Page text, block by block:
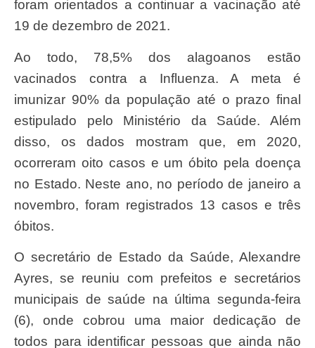
foram orientados a continuar a vacinação até
19 de dezembro de 2021.
Ao todo, 78,5% dos alagoanos estão
vacinados contra a Influenza. A meta é
imunizar 90% da população até o prazo final
estipulado pelo Ministério da Saúde. Além
disso, os dados mostram que, em 2020,
ocorreram oito casos e um óbito pela doença
no Estado. Neste ano, no período de janeiro a
novembro, foram registrados 13 casos e três
óbitos.
O secretário de Estado da Saúde, Alexandre
Ayres, se reuniu com prefeitos e secretários
municipais de saúde na última segunda-feira
(6), onde cobrou uma maior dedicação de
todos para identificar pessoas que ainda não